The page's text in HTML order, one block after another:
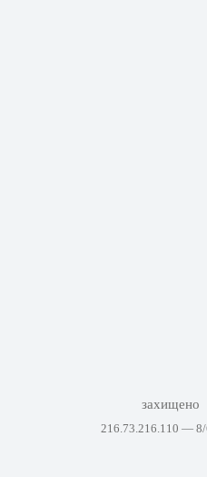
захищено
216.73.216.110 —